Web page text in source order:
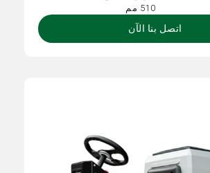
510 مم
اتصل بنا الآن